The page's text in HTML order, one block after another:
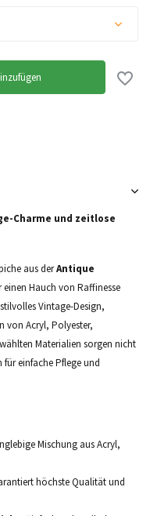
Charme und zeitlose
aus derAntique
einen Hauch von Raffinesse
Vintage-Design,
von Acryl, Polyester,
Materialien sorgen nicht
einfache Pflege und
Mischung aus Acryl,
höchste Qualität und